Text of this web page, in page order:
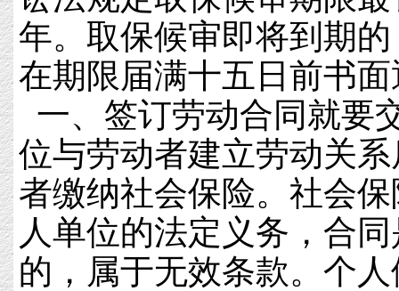
年。取保候审即将到期
在期限届满十五日前书
一、签订劳动合同就要
位与劳动者建立劳动关
者缴纳社会保险。社会
人单位的法定义务，合
的，属于无效条款。个